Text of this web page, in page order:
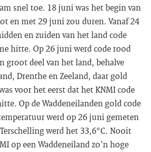
snel toe. 18 juni was het begin van
en met 29 juni zou duren. Vanaf 24
en zuiden van het land code
hitte. Op 26 juni werd code rood
groot deel van het land, behalve
Drenthe en Zeeland, daar gold
voor het eerst dat het KNMI code
Op de Waddeneilanden gold code
werd op 26 juni gemeten
werd het 33,6°C. Nooit
op een Waddeneiland zo’n hoge